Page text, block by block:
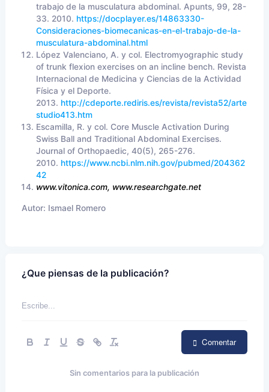
trabajo de la musculatura abdominal. Apunts, 99, 28-
33. 2010. https://docplayer.es/14863330-
Consideraciones-biomecanicas-en-el-trabajo-de-la-
musculatura-abdominal.html
López Valenciano, A. y col. Electromyographic study
of trunk flexion exercises on an incline bench. Revista
Internacional de Medicina y Ciencias de la Actividad
Física y el Deporte.
2013. http://cdeporte.rediris.es/revista/revista52/arte
studio413.htm
Escamilla, R. y col. Core Muscle Activation During
Swiss Ball and Traditional Abdominal Exercises.
Journal of Orthopaedic, 40(5), 265-276.
2010. https://www.ncbi.nlm.nih.gov/pubmed/204362
42
www.vitonica.com, www.researchgate.net
Autor: Ismael Romero
¿Que piensas de la publicación?
Comentar
Sin comentarios para la publicación